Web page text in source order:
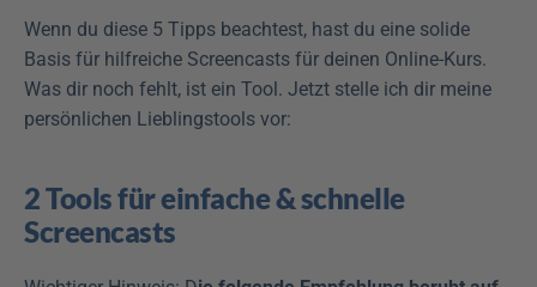
Wenn du diese 5 Tipps beachtest, hast du eine solide
Basis für hilfreiche Screencasts für deinen Online-Kurs.
Was dir noch fehlt, ist ein Tool. Jetzt stelle ich dir meine
persönlichen Lieblingstools vor:
2 Tools für einfache & schnelle
Screencasts